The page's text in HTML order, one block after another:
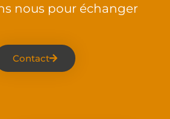
nous pour échanger
Contact